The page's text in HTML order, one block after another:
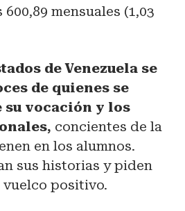
mensuales (1,03
de Venezuela se
de quienes se
su vocación y los
concientes de la
en los alumnos.
sus historias y piden
vuelco positivo.